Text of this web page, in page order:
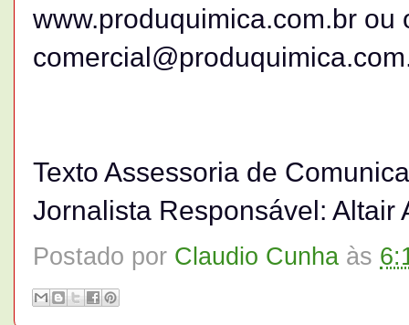
www.produquimica.com.br ou
Texto Assessoria de
Jornalista Responsável: Altair
Postado por Claudio Cunha às